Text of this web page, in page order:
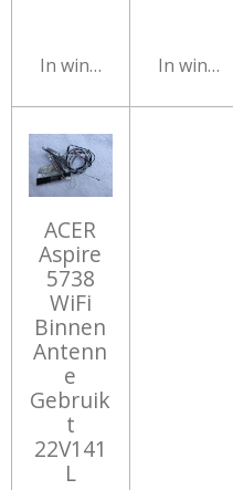
In winkelwagenIn
ACER
Aspire
5738
WiFi
Binnen
Antenn
e
Gebruik
t
22V141
L